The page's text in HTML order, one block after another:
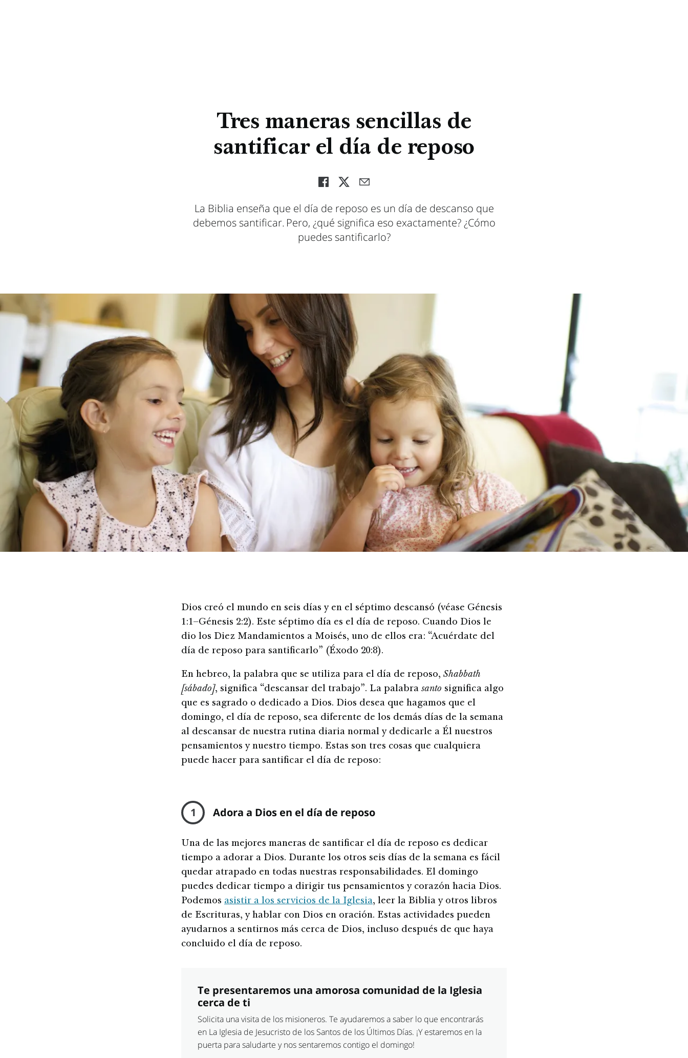
Tres maneras sencillas de
santificar el día de reposo
La Biblia enseña que el día de reposo es un día de descanso que
debemos santificar. Pero, ¿qué significa eso exactamente? ¿Cómo
puedes santificarlo?
Dios creó el mundo en seis días y en el séptimo descansó (véase Génesis
1:1–Génesis 2:2). Este séptimo día es el día de reposo. Cuando Dios le
dio los Diez Mandamientos a Moisés, uno de ellos era: “Acuérdate del
día de reposo para santificarlo” (Éxodo 20:8).
En hebreo, la palabra que se utiliza para el día de reposo, Shabbath
[sábado], significa “descansar del trabajo”. La palabra santo significa algo
que es sagrado o dedicado a Dios. Dios desea que hagamos que el
domingo, el día de reposo, sea diferente de los demás días de la semana
al descansar de nuestra rutina diaria normal y dedicarle a Él nuestros
pensamientos y nuestro tiempo. Estas son tres cosas que cualquiera
puede hacer para santificar el día de reposo:
1 Adora a Dios en el día de reposo
Una de las mejores maneras de santificar el día de reposo es dedicar
tiempo a adorar a Dios. Durante los otros seis días de la semana es fácil
quedar atrapado en todas nuestras responsabilidades. El domingo
puedes dedicar tiempo a dirigir tus pensamientos y corazón hacia Dios.
Podemos asistir a los servicios de la Iglesia, leer la Biblia y otros libros
de Escrituras, y hablar con Dios en oración. Estas actividades pueden
ayudarnos a sentirnos más cerca de Dios, incluso después de que haya
concluido el día de reposo.
Te presentaremos una amorosa comunidad de la Iglesia
cerca de ti
Solicita una visita de los misioneros. Te ayudaremos a saber lo que encontrarás
en La Iglesia de Jesucristo de los Santos de los Últimos Días. ¡Y estaremos en la
puerta para saludarte y nos sentaremos contigo el domingo!